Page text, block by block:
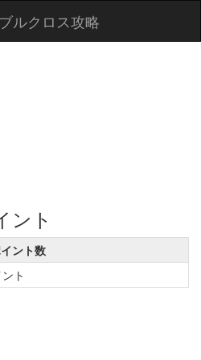
ルクロス攻略
ント
ント数
ト